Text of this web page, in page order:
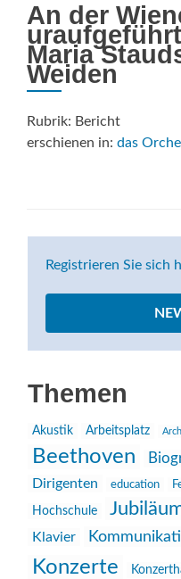
An der
Maria
Weiden
Rubrik: Bericht
erschienen in: das
Registrieren Sie sich
Themen
Akustik Arbeitsplatz
Beethoven
Dirigenten education
Hochschule
Klavier
Konzerte